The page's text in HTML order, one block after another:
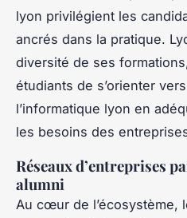
lyon privilégient les
ancrés dans la pratique.
diversité de ses
étudiants de s’orienter
l’informatique lyon en
les besoins des
Réseaux d’entreprises
alumni
Au cœur de l’écosystème,